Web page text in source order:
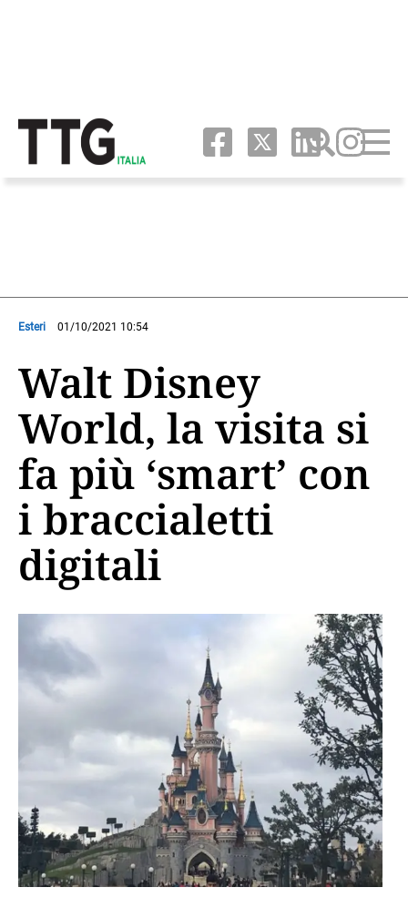
Esteri 01/10/2021 10:54
Walt Disney
World, la visita si
fa più ‘smart’ con
i braccialetti
digitali